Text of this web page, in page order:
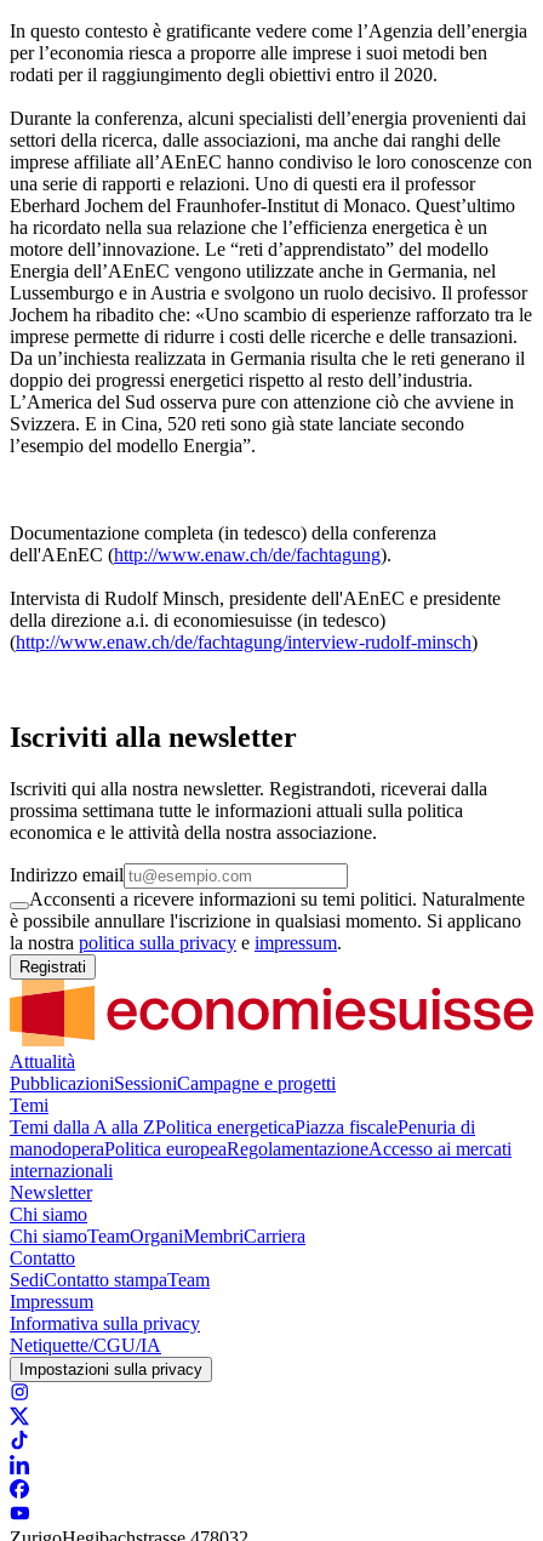
In questo contesto è gratificante vedere come l’Agenzia dell’energia
per l’economia riesca a proporre alle imprese i suoi metodi ben
rodati per il raggiungimento degli obiettivi entro il 2020.
Durante la conferenza, alcuni specialisti dell’energia provenienti dai
settori della ricerca, dalle associazioni, ma anche dai ranghi delle
imprese affiliate all’AEnEC hanno condiviso le loro conoscenze con
una serie di rapporti e relazioni. Uno di questi era il professor
Eberhard Jochem del Fraunhofer-Institut di Monaco. Quest’ultimo
ha ricordato nella sua relazione che l’efficienza energetica è un
motore dell’innovazione. Le “reti d’apprendistato” del modello
Energia dell’AEnEC vengono utilizzate anche in Germania, nel
Lussemburgo e in Austria e svolgono un ruolo decisivo. Il professor
Jochem ha ribadito che: «Uno scambio di esperienze rafforzato tra le
imprese permette di ridurre i costi delle ricerche e delle transazioni.
Da un’inchiesta realizzata in Germania risulta che le reti generano il
doppio dei progressi energetici rispetto al resto dell’industria.
L’America del Sud osserva pure con attenzione ciò che avviene in
Svizzera. E in Cina, 520 reti sono già state lanciate secondo
l’esempio del modello Energia”.
Documentazione completa (in tedesco) della conferenza
dell'AEnEC (http://www.enaw.ch/de/fachtagung).
Intervista di Rudolf Minsch, presidente dell'AEnEC e presidente
della direzione a.i. di economiesuisse (in tedesco)
(http://www.enaw.ch/de/fachtagung/interview-rudolf-minsch)
Iscriviti alla newsletter
Iscriviti qui alla nostra newsletter. Registrandoti, riceverai dalla
prossima settimana tutte le informazioni attuali sulla politica
economica e le attività della nostra associazione.
Indirizzo email
Acconsenti a ricevere informazioni su temi politici. Naturalmente
è possibile annullare l'iscrizione in qualsiasi momento. Si applicano
la nostra politica sulla privacy e impressum.
Registrati
Attualità
PubblicazioniSessioniCampagne e progetti
Temi
Temi dalla A alla ZPolitica energeticaPiazza fiscalePenuria di
manodoperaPolitica europeaRegolamentazioneAccesso ai mercati
internazionali
Newsletter
Chi siamo
Chi siamoTeamOrganiMembriCarriera
Contatto
SediContatto stampaTeam
Impressum
Informativa sulla privacy
Netiquette/CGU/IA
Impostazioni sulla privacy